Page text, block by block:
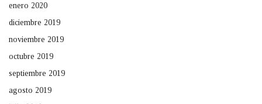
enero 2020
diciembre 2019
noviembre 2019
octubre 2019
septiembre 2019
agosto 2019